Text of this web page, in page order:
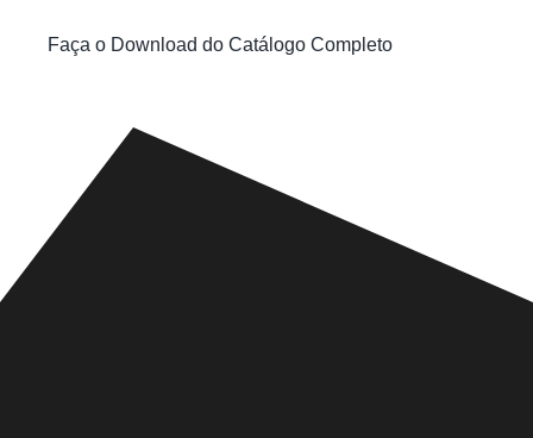
Faça o Download do Catálogo Completo